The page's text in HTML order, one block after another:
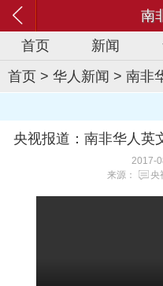
南
首页
新闻
首页 > 华人新闻 > 南非
央视报道：南非华人英
2017-
来源：
央